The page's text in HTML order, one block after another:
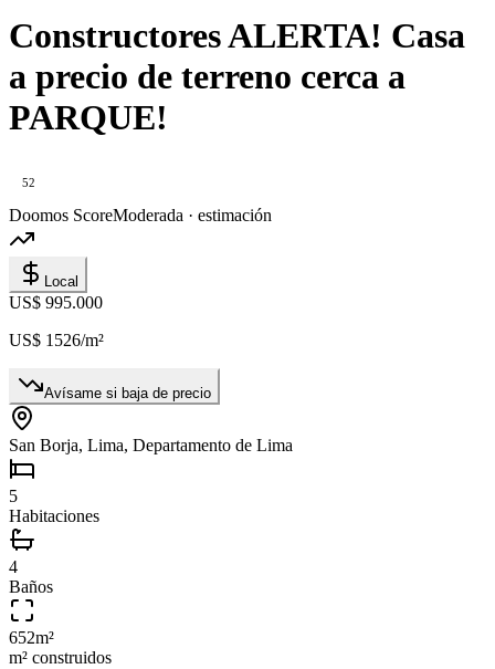
Constructores ALERTA! Casa
a precio de terreno cerca a
PARQUE!
52
Doomos ScoreModerada · estimación
Local
US$ 995.000
US$ 1526/m²
Avísame si baja de precio
San Borja, Lima, Departamento de Lima
5
Habitaciones
4
Baños
652m²
m² construidos